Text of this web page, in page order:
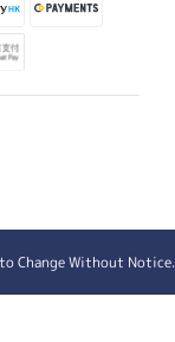
Change Without Notice.